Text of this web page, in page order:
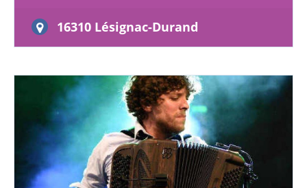
Région de…
16310 Lésignac-Durand